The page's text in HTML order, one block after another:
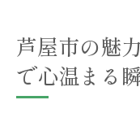
洗練され
心に残る芦
芦屋市の魅
で心温まる